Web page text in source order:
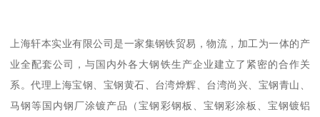
上海轩本实业有限公司是一家集钢铁贸易，物流，加工为一体的产
业全配套公司，与国内外各大钢铁生产企业建立了紧密的合作关
系。代理上海宝钢、宝钢黄石、台湾烨辉、台湾尚兴、宝钢青山、
马钢等国内钢厂涂镀产品（宝钢彩钢板、宝钢彩涂板、宝钢镀铝